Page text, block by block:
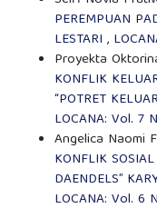
PEREMPUAN
LESTARI ,
Proyekta
KONFLIK
“POTRET
LOCANA: Vol. 7
Angelica Naomi
KONFLIK
DAENDELS”
LOCANA: Vol. 6